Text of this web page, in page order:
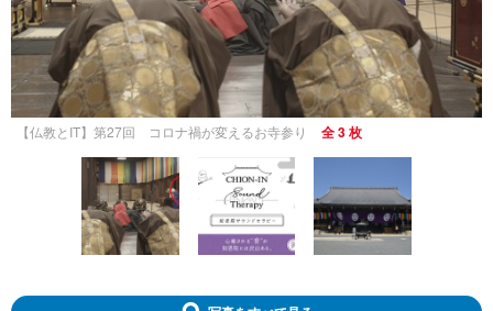
【仏教とIT】第27回 コロナ禍が変えるお寺参り 全 3 枚